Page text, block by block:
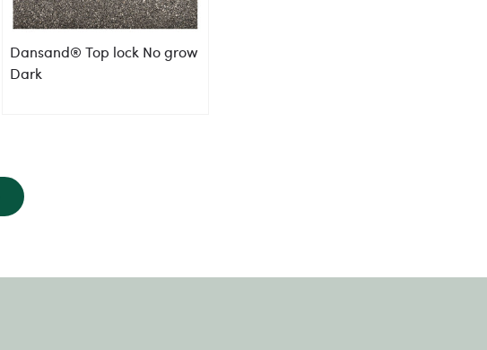
Dansand® Top lock No grow
Dark